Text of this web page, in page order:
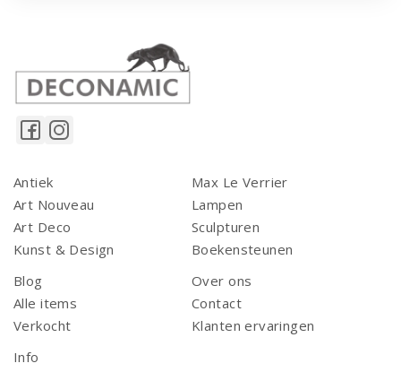
Antiek
Art Nouveau
Art Deco
Kunst & Design
Max Le Verrier
Lampen
Sculpturen
Boekensteunen
Blog
Alle items
Verkocht
Over ons
Contact
Klanten ervaringen
Info